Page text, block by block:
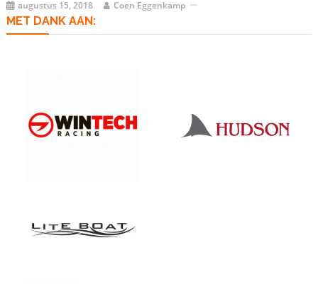
augustus 15, 2018 Coen Eggenkamp
MET DANK AAN: